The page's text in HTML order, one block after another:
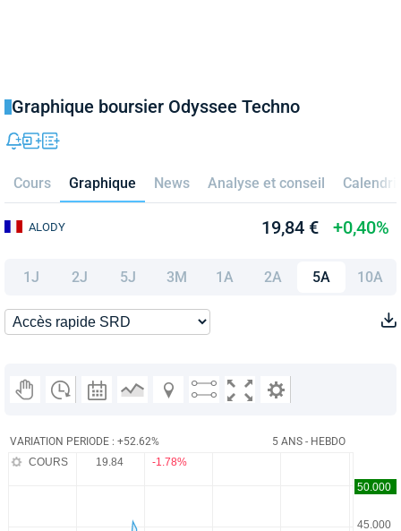
Graphique boursier Odyssee Techno
Cours Graphique News Analyse et conseil
ALODY 19,84 € +0,40%
1J 2J 5J 3M 1A 2A 5A 10A
VARIATION PERIODE : +52.62% 5 ANS - HEBDO
COURS 19.84 -1.78%